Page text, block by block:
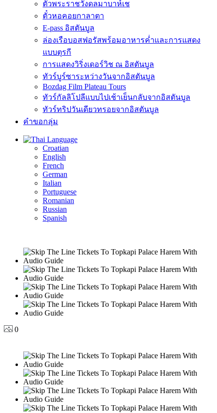
ตั๋วพระราชวังดลมาบาห์เช
ตั๋วหอคอยกาลาตา
E-pass อิสตันบูล
ล่องเรือบอสฟอรัสพร้อมอาหารค่ำและการแสดง
แบบตุรกี
การแสดงวิริ่งเดอร์วิช ณ อิสตันบูล
ทัวร์บูร์ซาระหว่างวันจากอิสตันบูล
Bozdag Film Plateau Tours
ทัวร์กัลลิโปลีแบบไปเช้าเย็นกลับจากอิสตันบูล
ทัวร์ทริปวันเดียวทรอยจากอิสตันบูล
คำขอกลุ่ม
Language
Croatian
English
French
German
Italian
Portuguese
Romanian
Russian
Spanish
0